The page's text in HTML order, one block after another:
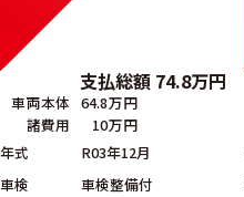
支払総額 74.8万円
車両本体 64.8万円
諸費用
10万円
年式
R03年12月
車検
車検整備付